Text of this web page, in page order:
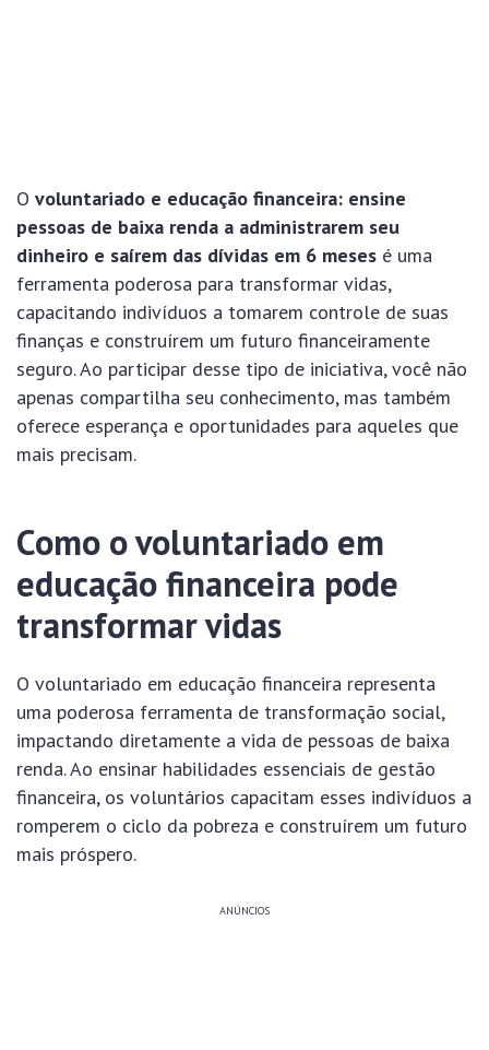
O voluntariado e educação financeira: ensine
pessoas de baixa renda a administrarem seu
dinheiro e saírem das dívidas em 6 meses é uma
ferramenta poderosa para transformar vidas,
capacitando indivíduos a tomarem controle de suas
finanças e construírem um futuro financeiramente
seguro. Ao participar desse tipo de iniciativa, você não
apenas compartilha seu conhecimento, mas também
oferece esperança e oportunidades para aqueles que
mais precisam.
Como o voluntariado em
educação financeira pode
transformar vidas
O voluntariado em educação financeira representa
uma poderosa ferramenta de transformação social,
impactando diretamente a vida de pessoas de baixa
renda. Ao ensinar habilidades essenciais de gestão
financeira, os voluntários capacitam esses indivíduos a
romperem o ciclo da pobreza e construírem um futuro
mais próspero.
ANÚNCIOS